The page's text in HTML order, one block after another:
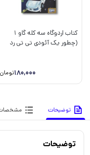
کتاب اردوگاه سه کله گاو 1
(چطور یک آئودی تی تی رد
180,000تومان
توضیحات
توضیحات